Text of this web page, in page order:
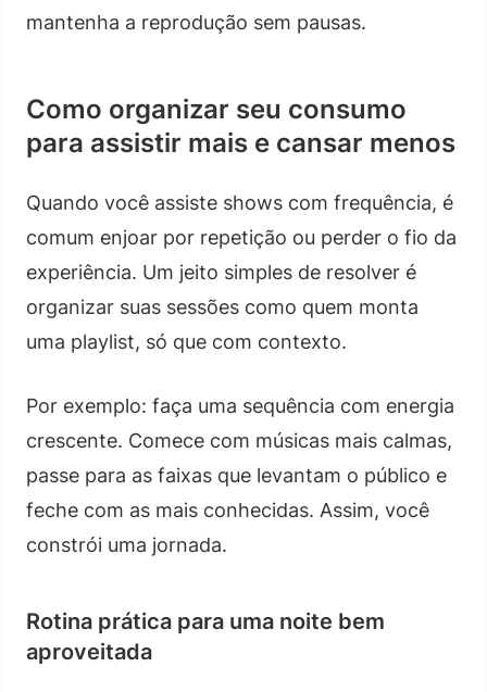
mantenha a reprodução sem pausas.
Como organizar seu consumo
para assistir mais e cansar menos
Quando você assiste shows com frequência, é
comum enjoar por repetição ou perder o fio da
experiência. Um jeito simples de resolver é
organizar suas sessões como quem monta
uma playlist, só que com contexto.
Por exemplo: faça uma sequência com energia
crescente. Comece com músicas mais calmas,
passe para as faixas que levantam o público e
feche com as mais conhecidas. Assim, você
constrói uma jornada.
Rotina prática para uma noite bem
aproveitada